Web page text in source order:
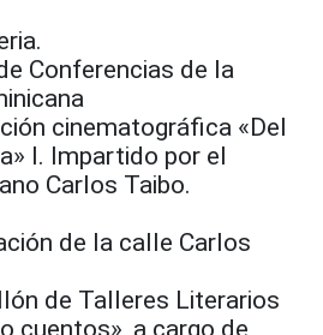
Conferencias de la
cinematográfica «Del
I. Impartido por el
Carlos Taibo.
de la calle Carlos
de Talleres Literarios